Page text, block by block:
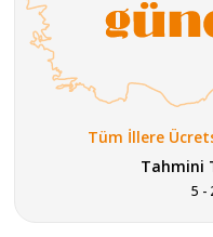
Tüm İllere
Tahmini
5 -